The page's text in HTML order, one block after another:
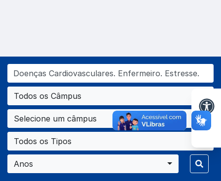
Todos os Câmpus
Selecione um câmpus
Todos os Tipos
Anos